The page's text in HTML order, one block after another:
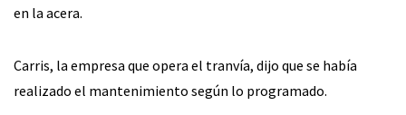
en la acera.
Carris, la empresa que opera el tranvía, dijo que se había
realizado el mantenimiento según lo programado.